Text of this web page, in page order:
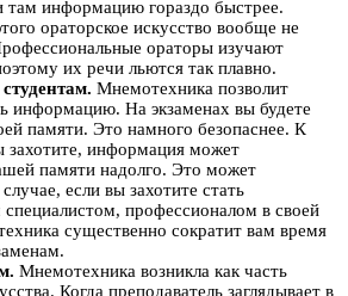
там информацию гораздо быстрее.
ораторское искусство вообще не
ораторы изучают
их речи льются так плавно.
Мнемотехника позволит
информацию. На экзаменах вы будете
памяти. Это намного безопаснее. К
захотите, информация может
памяти надолго. Это может
если вы захотите стать
профессионалом в своей
существенно сократит вам время
Мнемотехника возникла как часть
Когда преподаватель заглядывает в